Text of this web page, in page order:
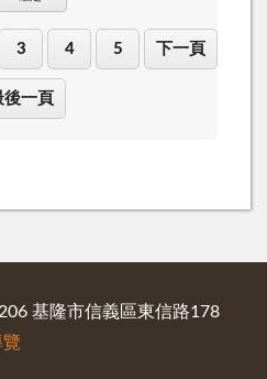
3 4 5 下一頁
後一頁
基隆市信義區東信路178